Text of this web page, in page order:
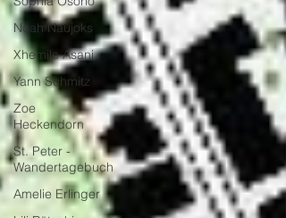
Noah Naujoks
Xhemile Asani
Yann Schmitz
Zoe
Heckendorn
St. Peter -
Wandertagebuch
Amelie Erlinger